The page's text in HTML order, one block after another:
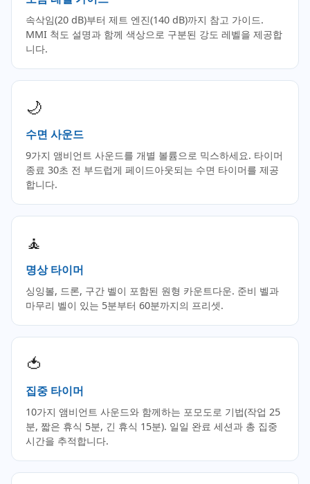
속삭임(20 dB)부터 제트 엔진(140 dB)까지 참고 가이드.
MMI 척도 설명과 함께 색상으로 구분된 강도 레벨을 제공합
니다.
🌙
수면 사운드
9가지 앰비언트 사운드를 개별 볼륨으로 믹스하세요. 타이머
종료 30초 전 부드럽게 페이드아웃되는 수면 타이머를 제공
합니다.
🧘
명상 타이머
싱잉볼, 드론, 구간 벨이 포함된 원형 카운트다운. 준비 벨과
마무리 벨이 있는 5분부터 60분까지의 프리셋.
🍅
집중 타이머
10가지 앰비언트 사운드와 함께하는 포모도로 기법(작업 25
분, 짧은 휴식 5분, 긴 휴식 15분). 일일 완료 세션과 총 집중
시간을 추적합니다.